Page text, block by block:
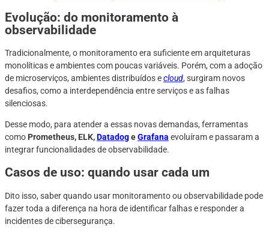
Evolução: do monitoramento à
observabilidade
Tradicionalmente, o monitoramento era suficiente em arquiteturas
monolíticas e ambientes com poucas variáveis. Porém, com a adoção
de microserviços, ambientes distribuídos ecloud, surgiram novos
desafios, como a interdependência entre serviços e as falhas
silenciosas.
Desse modo, para atender a essas novas demandas, ferramentas
como Prometheus, ELK,DatadogeGrafana evoluíram e passaram a
integrar funcionalidades de observabilidade.
Casos de uso: quando usar cada um
Dito isso, saber quando usar monitoramento ou observabilidade pode
fazer toda a diferença na hora de identificar falhas e responder a
incidentes de cibersegurança.